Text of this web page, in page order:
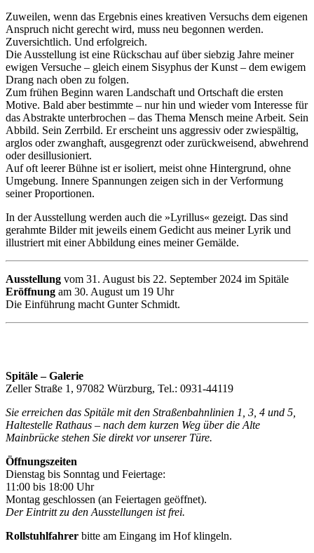
Zuweilen, wenn das Ergebnis eines kreativen Versuchs dem eigenen
Anspruch nicht gerecht wird, muss neu begonnen werden.
Zuversichtlich. Und erfolgreich.
Die Ausstellung ist eine Rückschau auf über siebzig Jahre meiner
ewigen Versuche – gleich einem Sisyphus der Kunst – dem ewigem
Drang nach oben zu folgen.
Zum frühen Beginn waren Landschaft und Ortschaft die ersten
Motive. Bald aber bestimmte – nur hin und wieder vom Interesse für
das Abstrakte unterbrochen – das Thema Mensch meine Arbeit. Sein
Abbild. Sein Zerrbild. Er erscheint uns aggressiv oder zwiespältig,
arglos oder zwanghaft, ausgegrenzt oder zurückweisend, abwehrend
oder desillusioniert.
Auf oft leerer Bühne ist er isoliert, meist ohne Hintergrund, ohne
Umgebung. Innere Spannungen zeigen sich in der Verformung
seiner Proportionen.
In der Ausstellung werden auch die »Lyrillus« gezeigt. Das sind
gerahmte Bilder mit jeweils einem Gedicht aus meiner Lyrik und
illustriert mit einer Abbildung eines meiner Gemälde.
Ausstellung vom 31. August bis 22. September 2024 im Spitäle
Eröffnung am 30. August um 19 Uhr
Die Einführung macht Gunter Schmidt.
Spitäle – Galerie
Zeller Straße 1, 97082 Würzburg, Tel.: 0931-44119
Sie erreichen das Spitäle mit den Straßenbahnlinien 1, 3, 4 und 5,
Haltestelle Rathaus – nach dem kurzen Weg über die Alte
Mainbrücke stehen Sie direkt vor unserer Türe.
Öffnungszeiten
Dienstag bis Sonntag und Feiertage:
11:00 bis 18:00 Uhr
Montag geschlossen (an Feiertagen geöffnet).
Der Eintritt zu den Ausstellungen ist frei.
Rollstuhlfahrer bitte am Eingang im Hof klingeln.